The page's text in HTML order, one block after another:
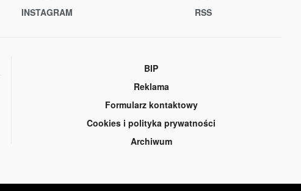
INSTAGRAM RSS
BIP
Reklama
Formularz kontaktowy
Cookies i polityka prywatności
Archiwum